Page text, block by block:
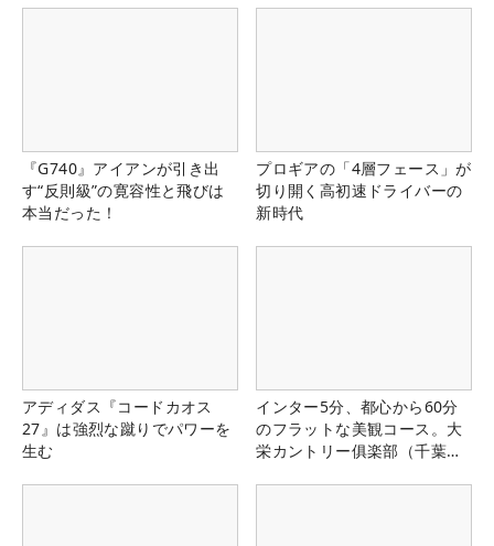
『G740』アイアンが引き出
す“反則級”の寛容性と飛びは
本当だった！
プロギアの「4層フェース」が
切り開く高初速ドライバーの
新時代
アディダス『コードカオス
27』は強烈な蹴りでパワーを
生む
インター5分、都心から60分
のフラットな美観コース。大
栄カントリー俱楽部（千葉